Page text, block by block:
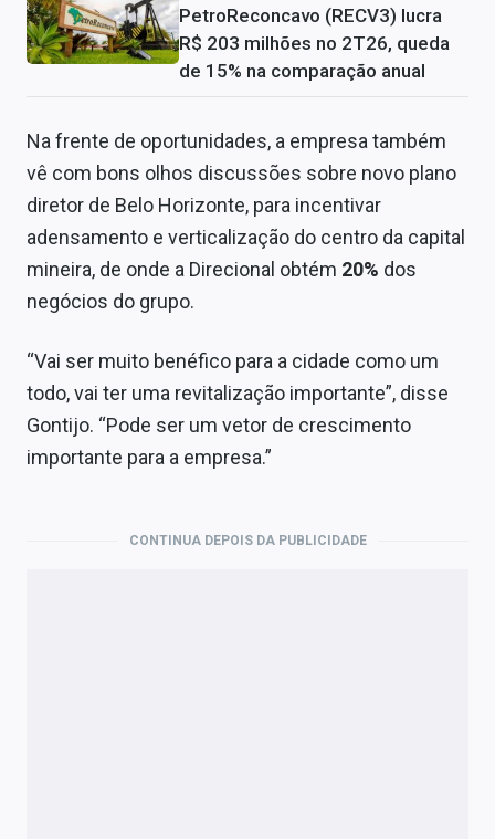
PetroReconcavo (RECV3) lucra
R$ 203 milhões no 2T26, queda
de 15% na comparação anual
Na frente de oportunidades, a empresa também
vê com bons olhos discussões sobre novo plano
diretor de Belo Horizonte, para incentivar
adensamento e verticalização do centro da capital
mineira, de onde a Direcional obtém 20% dos
negócios do grupo.
“Vai ser muito benéfico para a cidade como um
todo, vai ter uma revitalização importante”, disse
Gontijo. “Pode ser um vetor de crescimento
importante para a empresa.”
CONTINUA DEPOIS DA PUBLICIDADE